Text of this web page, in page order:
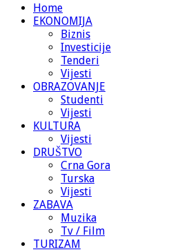
Home
EKONOMIJA
Biznis
Investicije
Tenderi
Vijesti
OBRAZOVANJE
Studenti
Vijesti
KULTURA
Vijesti
DRUŠTVO
Crna Gora
Turska
Vijesti
ZABAVA
Muzika
Tv / Film
TURIZAM